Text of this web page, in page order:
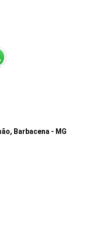
Barbacena - MG